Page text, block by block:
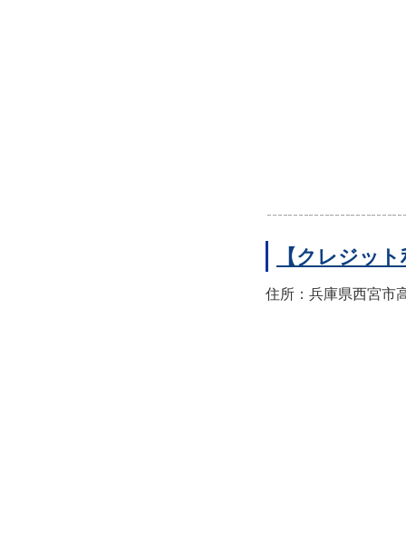
【クレジッ
住所：兵庫県西宮市